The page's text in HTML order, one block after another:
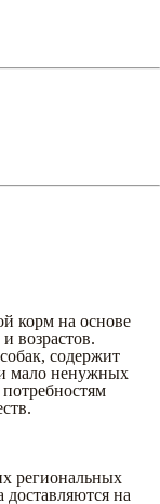
корм на основе
возрастов.
содержит
мало ненужных
потребностям
региональных
на